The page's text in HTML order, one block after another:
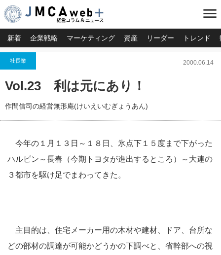
menu
新着 企業戦略 マーケティング 資産 リーダー トレンド
社長業 2000.06.14
Vol.23 利は元にあり！
作間信司の経営無形庵(けいえいむぎょうあん)
今年の１月１３日～１８日、氷点下１５度まで下がった
ハルピン～長春（今期トヨタが進出するところ）～大連の
３都市を駆け足でまわってきた。
主目的は、住宅メーカー用の木材や建材、ドア、台所な
どの部材の調達が可能かどうかの下調べと、省幹部への視